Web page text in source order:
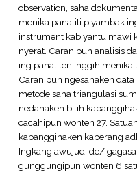
observation, saha
menika panaliti piyambak
instrument kabiyantu mawi
nyerat. Caranipun analisis
ing panaliten inggih menika
Caranipun ngesahaken
metode saha triangulasi
nedahaken bilih
cacahipun wonten 27.
kapanggihaken kaperang
Ingkang awujud ide/
gunggungipun wonten 6